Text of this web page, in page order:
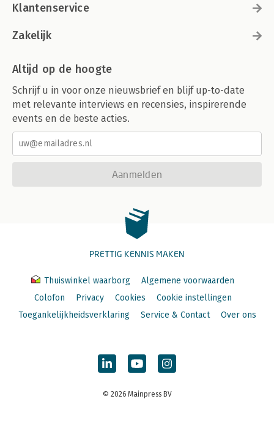
Klantenservice
Zakelijk
Altijd op de hoogte
Schrijf u in voor onze nieuwsbrief en blijf up-to-date
met relevante interviews en recensies, inspirerende
events en de beste acties.
Aanmelden
PRETTIG KENNIS MAKEN
Thuiswinkel waarborg
Algemene voorwaarden
Colofon
Privacy Cookies
Cookie instellingen
Toegankelijkheidsverklaring
Service & Contact Over ons
© 2026 Mainpress BV